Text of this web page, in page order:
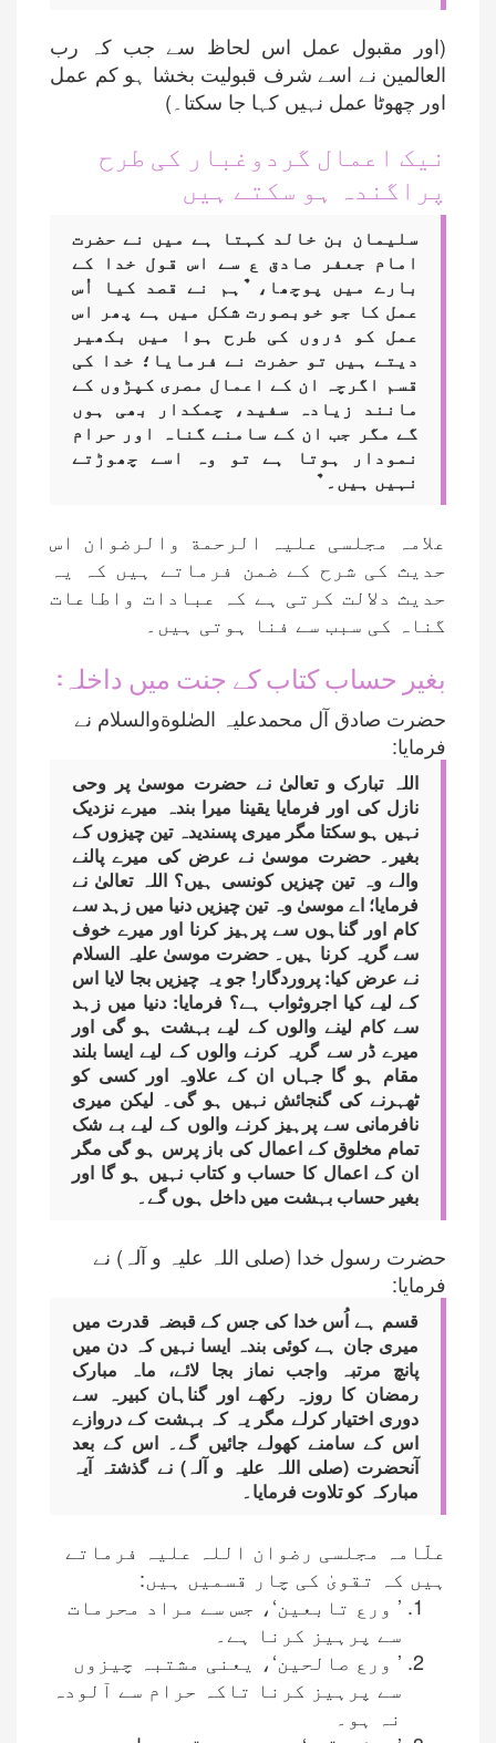
(اور مقبول عمل اس لحاظ سے جب کہ رب
العالمین نے اسے شرف قبولیت بخشا ہو کم عمل
اور چھوٹا عمل نہیں کہا جا سکتا۔)
نیک اعمال گردوغبار کی طرح
پراگندہ ہو سکتے ہیں
سلیمان بن خالد کہتا ہے میں نے حضرت
امام جعفر صادق ع سے اس قول خدا کے
بارے میں پوچھا، ٌہم نے قصد کیا اُس
عمل کا جو خوبصورت شکل میں ہے پھر اس
عمل کو ذروں کی طرح ہوا میں بکھیر
دیتے ہیں تو حضرت نے فرمایا؛ خدا کی
قسم اگرچہ ان کے اعمال مصری کپڑوں کے
مانند زیادہ سفید، چمکدار بھی ہوں
گے مگر جب ان کے سامنے گناہ اور حرام
نمودار ہوتا ہے تو وہ اسے چھوڑتے
نہیں ہیں۔ ٌ
علامہ مجلسی علیہ الرحمة والرضوان اس
حدیث کی شرح کے ضمن فرماتے ہیں کہ یہ
حدیث دلالت کرتی ہے کہ عبادات واطاعات
گناہ کی سبب سے فنا ہوتی ہیں۔
بغیر حساب کتاب کے جنت میں داخلہ:
حضرت صادق آل محمدعلیہ الصٰلوةوالسلام نے
فرمایا:
اللہ تبارک و تعالیٰ نے حضرت موسیٰ پر وحی
نازل کی اور فرمایا یقینا میرا بندہ میرے نزدیک
نہیں ہو سکتا مگر میری پسندیدہ تین چیزوں کے
بغیر۔ حضرت موسیٰ نے عرض کی میرے پالنے
والے وہ تین چیزیں کونسی ہیں؟ اللہ تعالیٰ نے
فرمایا؛ اے موسیٰ وہ تین چیزیں دنیا میں زہد سے
کام اور گناہوں سے پرہیز کرنا اور میرے خوف
سے گریہ کرنا ہیں۔ حضرت موسیٰ علیہ السلام
نے عرض کیا: پروردگار! جو یہ چیزیں بجا لایا اس
کے لیے کیا اجروثواب ہے؟ فرمایا: دنیا میں زہد
سے کام لینے والوں کے لیے بہشت ہو گی اور
میرے ڈر سے گریہ کرنے والوں کے لیے ایسا بلند
مقام ہو گا جہاں ان کے علاوہ اور کسی کو
ٹھہرنے کی گنجائش نہیں ہو گی۔ لیکن میری
نافرمانی سے پرہیز کرنے والوں کے لیے بے شک
تمام مخلوق کے اعمال کی باز پرس ہو گی مگر
ان کے اعمال کا حساب و کتاب نہیں ہو گا اور
بغیر حساب بہشت میں داخل ہوں گے۔
حضرت رسول خدا (صلی اللہ علیہ و آلہ) نے
فرمایا:
قسم ہے اُس خدا کی جس کے قبضہ قدرت میں
میری جان ہے کوئی بندہ ایسا نہیں کہ دن میں
پانچ مرتبہ واجب نماز بجا لائے، ماہ مبارک
رمضان کا روزہ رکھے اور گناہان کبیرہ سے
دوری اختیار کرلے مگر یہ کہ بہشت کے دروازے
اس کے سامنے کھولے جائیں گے۔ اس کے بعد
آنحضرت (صلی اللہ علیہ و آلہ) نے گذشتہ آیہ
مبارکہ کو تلاوت فرمایا۔
علّامہ مجلسی رضوان اللہ علیہ فرماتے
ہیں کہ تقویٰ کی چار قسمیں ہیں:
’ ورع تابعین‘، جس سے مراد محرمات
سے پرہیز کرنا ہے۔
’ ورع صالحین‘، یعنی مشتبہ چیزوں
سے پرہیز کرنا تاکہ حرام سے آلودہ
نہ ہو۔